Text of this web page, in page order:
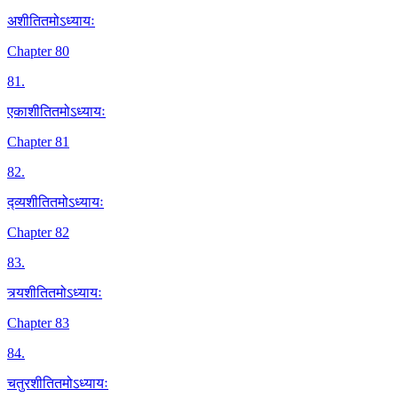
अशीतितमोऽध्यायः
Chapter 80
81.
एकाशीतितमोऽध्यायः
Chapter 81
82.
द्व्यशीतितमोऽध्यायः
Chapter 82
83.
त्र्यशीतितमोऽध्यायः
Chapter 83
84.
चतुरशीतितमोऽध्यायः